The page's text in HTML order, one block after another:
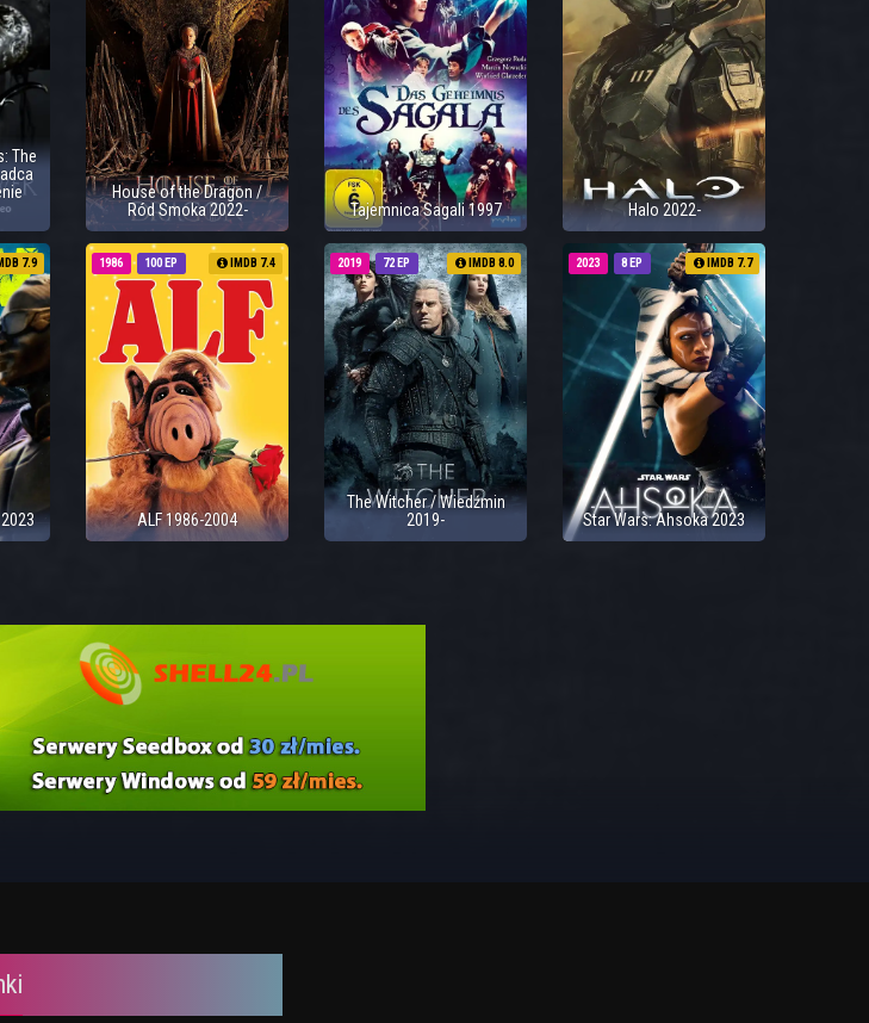
The
House of the Dragon /
Ród Smoka 2022-
Tajemnica Sagali 1997 Halo 2022-
7.9 100 EP
1986 IMDB 7.4
ALF 1986-2004
72 EP
2019 IMDB 8.0
The Witcher / Wiedźmin
2019-
8 EP
2023 IMDB 7.7
Star Wars: Ahsoka 2023